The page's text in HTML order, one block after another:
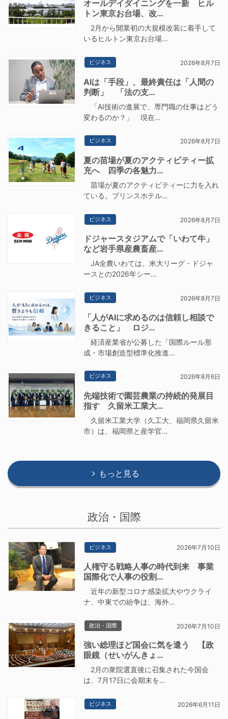
オールデイダイニングを一新 ヒル
トン東京お台場、改…
2月から開業初の大規模改装に着手して
いるヒルトン東京お台場…
ビジネス 2026年8月7日
AIは「手段」、最終責任は「人間の
判断」 「法の支…
「AI技術の進展で、専門職の仕事はどう
変わるのか？」 現在…
ビジネス 2026年8月7日
夏の苗場が夏のアクティビティー拡
充へ 四季の各魅力…
苗場が夏のアクティビティーに力を入れ
ている。プリンスホテル…
ビジネス 2026年8月7日
ドジャースタジアムで「いわて牛」
など岩手県産農畜産…
JA全農いわては、米大リーグ・ドジャ
ースとの2026年シー…
ビジネス 2026年8月7日
「人がAIに求めるのは信頼し相談で
きること」 ロジ…
経済産業省が公募した「国際ルール形
成・市場創造型標準化推進…
ビジネス 2026年8月6日
先端技術で園芸農業の持続的発展目
指す 久留米工業大…
久留米工業大学（久工大、福岡県久留米
市）は、福岡県と産学官…
もっと見る
政治・国際
ビジネス 2026年7月10日
人権守る戦略人事の時代到来 事業
国際化で人事の役割…
近年の新型コロナ感染拡大やウクライ
ナ、中東での紛争は、海外…
政治・国際 2026年7月10日
強い総理ほど国会に気を遣う 【政
眼鏡（せいがんきょ…
2月の衆院選直後に召集された今国会
は、7月17日に会期末を…
ビジネス 2026年6月11日